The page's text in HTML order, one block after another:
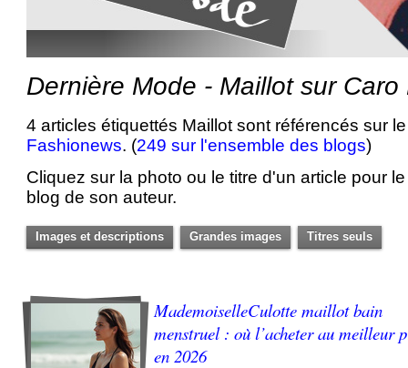
Dernière Mode - Maillot sur
4 articles étiquettés Maillot sont référencés sur
Fashionews. (249 sur l'ensemble des blogs)
Cliquez sur la photo ou le titre d'un article pour
blog de son auteur.
Images et descriptions Grandes images Titres seuls
MademoiselleCulotte maillot bain
menstruel : où l’acheter au meilleur
en 2026